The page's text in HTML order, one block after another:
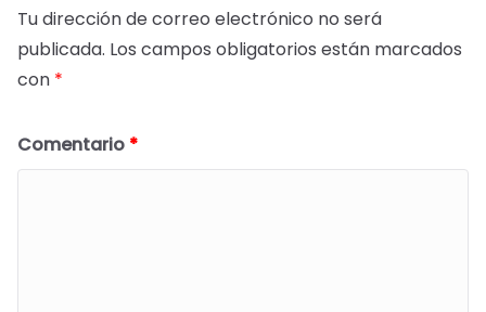
Tu dirección de correo electrónico no será
publicada. Los campos obligatorios están marcados
con *
Comentario *